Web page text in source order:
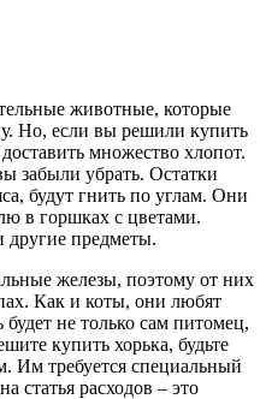
животные, которые
Но, если вы решили купить
множество хлопот.
забыли убрать. Остатки
будут гнить по углам. Они
в горшках с цветами.
другие предметы.
железы, поэтому от них
Как и коты, они любят
не только сам питомец,
купить хорька, будьте
Им требуется специальный
статья расходов – это